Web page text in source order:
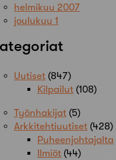
helmikuu 2007
joulukuu 1
Uutiset (847)
Kilpailut (108)
Työnhakijat (5)
Arkkitehtiuutiset (428)
Puheenjohtajalta
Ilmiöt (44)